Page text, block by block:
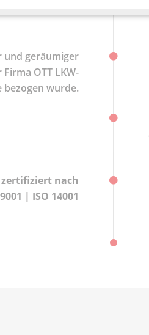
und geräumiger
OTT LKW-
bezogen wurde.
zertifiziert nach
| ISO 14001